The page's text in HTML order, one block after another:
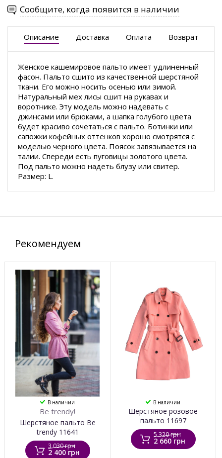
Сообщите, когда появится в наличии
Описание Доставка Оплата Возврат
Женское кашемировое пальто имеет удлиненный
фасон. Пальто сшито из качественной шерстяной
ткани. Его можно носить осенью или зимой.
Натуральный мех лисы сшит на рукавах и
воротнике. Эту модель можно надевать с
джинсами или брюками, а шапка голубого цвета
будет красиво сочетаться с пальто. Ботинки или
сапожки кофейных оттенков хорошо смотрятся с
моделью черного цвета. Поясок завязывается на
талии. Спереди есть пуговицы золотого цвета.
Под пальто можно надеть блузу или свитер.
Размер: L.
Рекомендуем
В наличии
Be trendy!
Шерстяное пальто Be
trendy 11641
3 030 грн
2 400 грн
В наличии
Шерстяное розовое
пальто 11697
5 320 грн
2 660 грн